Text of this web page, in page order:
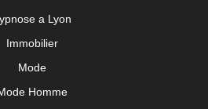
a Lyon
Immobilier
Mode
Homme